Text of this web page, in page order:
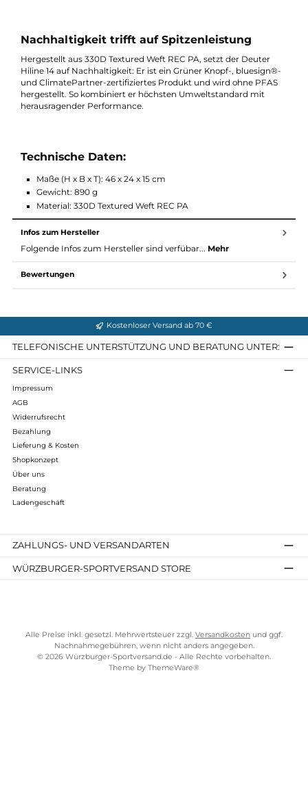
(bis zu 1,5 Liter. Die Bilder sind in dieser Hinsicht fehlerhaft, da
Fullface-Helme, einer Brillenhalterung und einer
Luftpumpenhalterung erfüllt der Rucksack die Anforderungen
ambitionierter Biker. Reflektierende Elemente und die
Sicherheits-Trillerpfeife erhöhen die Sichtbarkeit und
Nachhaltigkeit trifft auf Spitzenleistung
Hergestellt aus 330D Textured Weft REC PA, setzt der Deuter
Hiline 14 auf Nachhaltigkeit: Er ist ein Grüner Knopf-,
und ClimatePartner-zertifiziertes Produkt und wird ohne PFAS
hergestellt. So kombiniert er höchsten Umweltstandard mit
herausragender Performance.
Maße (H x B x T): 46 x 24 x 15 cm
Gewicht: 890 g
Material: 330D Textured Weft REC PA
Infos zum Hersteller
Folgende Infos zum Hersteller sind verfübar...
Bewertungen
TELEFONISCHE UNTERSTÜTZUNG UND BERATUNG
Impressum
AGB
Beratung